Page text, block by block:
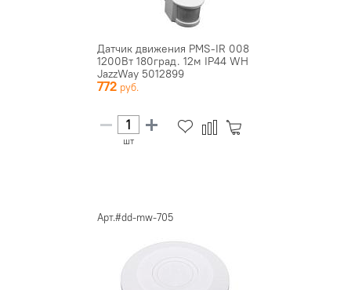
Датчик движения PMS-IR 008
1200Вт 180град. 12м IP44 WH
JazzWay 5012899
772
шт
Арт.#dd-mw-705